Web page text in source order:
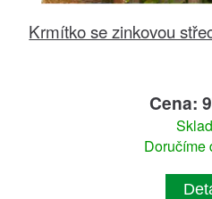
Krmítko se zinkovou
Cena:
Doručíme